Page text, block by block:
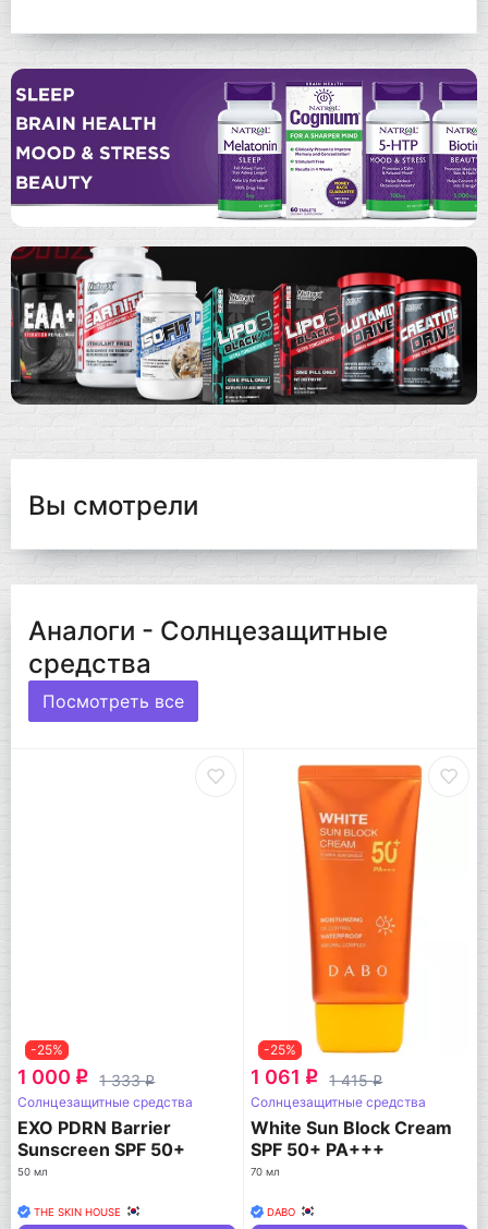
Вы смотрели
Аналоги - Солнцезащитные
средства
Посмотреть все
-25%
1 000 q 1 333q
Солнцезащитные средства
EXO PDRN Barrier
Sunscreen SPF 50+
50 мл
THE SKIN HOUSE
-25%
1 061 q 1 415q
Солнцезащитные средства
White Sun Block Cream
SPF 50+ PA+++
70 мл
DABO